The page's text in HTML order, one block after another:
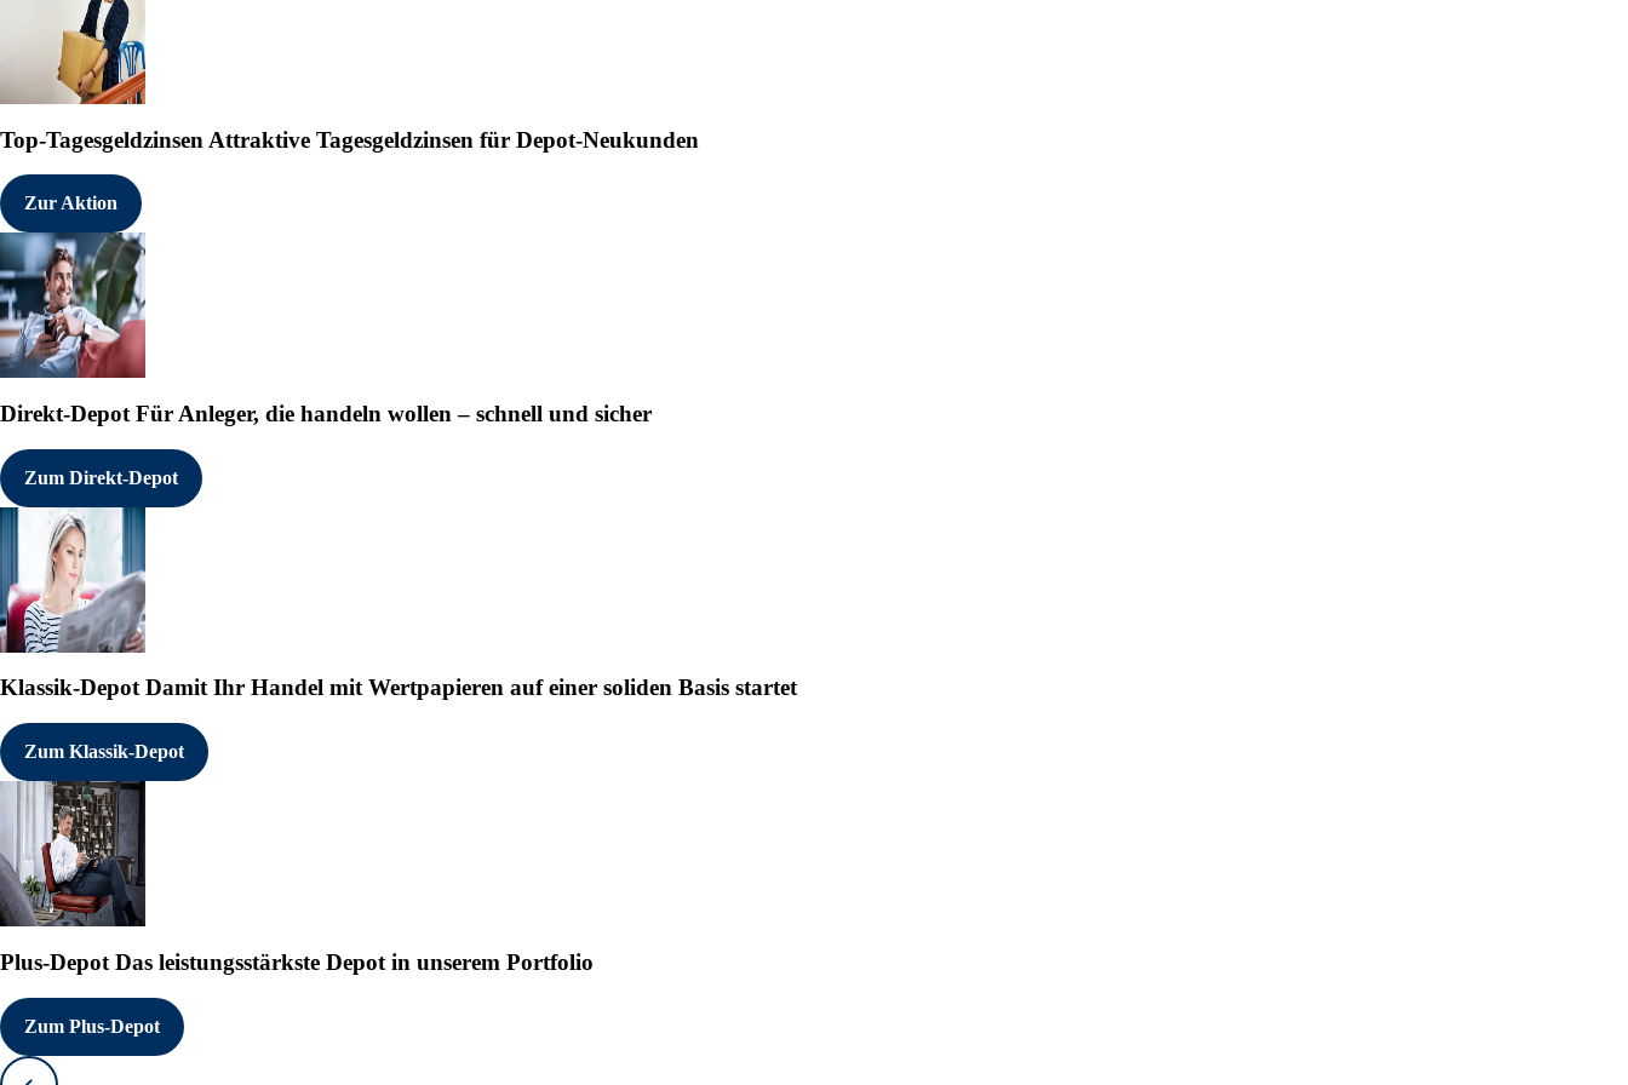
   Ende der Mitteilung    EQS News-Service
Top-Tagesgeldzinsen Attraktive Tagesgeldzinsen für Depot-Neukunden
Zur Aktion
Direkt-Depot Für Anleger, die handeln wollen – schnell und sicher
Zum Direkt-Depot
Klassik-DepotDamit Ihr Handel mit Wertpapieren auf einer soliden Basis startet
Zum Klassik-Depot
Plus-Depot Das leistungsstärkste Depot in unserem Portfolio
Zum Plus-Depot